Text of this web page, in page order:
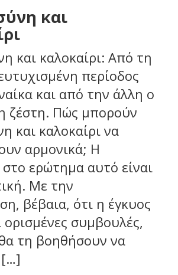
και
και καλοκαίρι: Από τη
περίοδος
και από την άλλη ο
ζέστη. Πώς μπορούν
και καλοκαίρι να
αρμονικά; Η
ερώτημα αυτό είναι
Με την
βέβαια, ότι η έγκυος
ορισμένες συμβουλές,
τη βοηθήσουν να
[…]